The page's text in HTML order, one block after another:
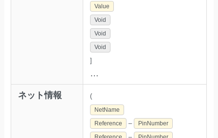
Value
Void
Void
Void
]
…
ネット情報 (
NetName
Reference
–
PinNumber